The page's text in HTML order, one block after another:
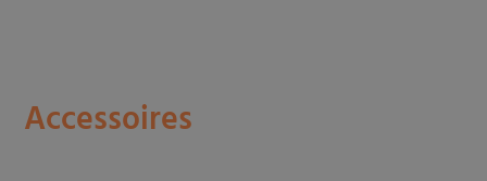
Accessoires